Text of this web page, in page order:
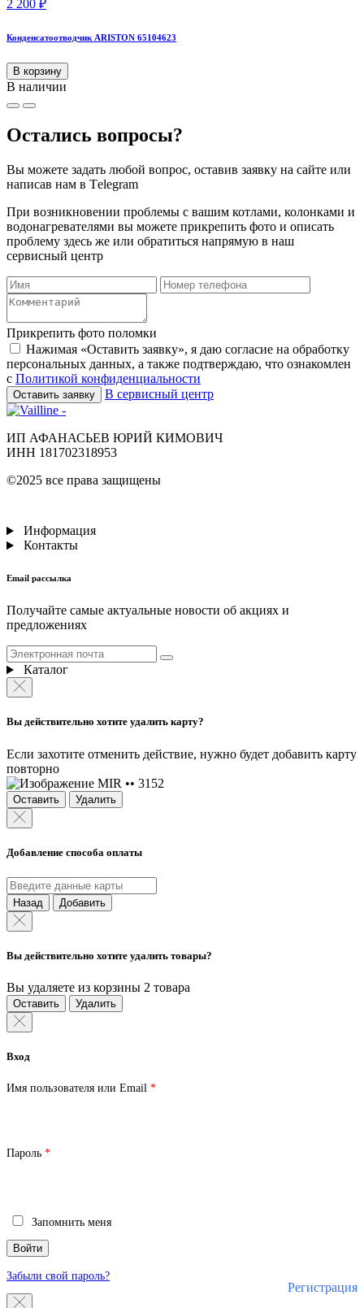
2 200 ₽
Конденсатоотводчик ARISTON 65104623
В корзину
В наличии
Остались вопросы?
Вы можете задать любой вопрос, оставив заявку на сайте или
написав нам в Тelegram
При возникновении проблемы с вашим котлами, колонками и
водонагревателями вы можете прикрепить фото и описать
проблему здесь же или обратиться напрямую в наш
сервисный центр
Прикрепить фото поломки
Нажимая «Оставить заявку», я даю согласие на обработку
персональных данных, а также подтверждаю, что ознакомлен
с Политикой конфиденциальности
Оставить заявку В сервисный центр
ИП АФАНАСЬЕВ ЮРИЙ КИМОВИЧ
ИНН 181702318953
©2025 все права защищены
Информация
Контакты
Email рассылка
Получайте самые актуальные новости об акциях и
предложениях
Каталог
Вы действительно хотите удалить карту?
Если захотите отменить действие, нужно будет добавить карту
повторно
MIR •• 3152
Оставить Удалить
Добавление способа оплаты
Назад Добавить
Вы действительно хотите удалить товары?
Вы удаляете из корзины 2 товара
Оставить Удалить
Вход
Имя пользователя или Email *Обязательно
Пароль *Обязательно
Запомнить меня
Войти
Забыли свой пароль?
Регистрация